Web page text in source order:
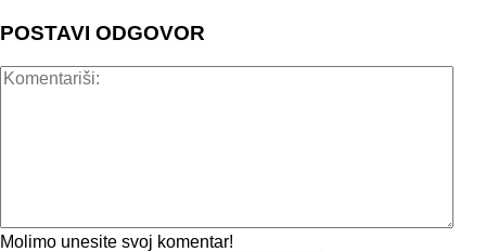
POSTAVI ODGOVOR
Molimo unesite svoj komentar!